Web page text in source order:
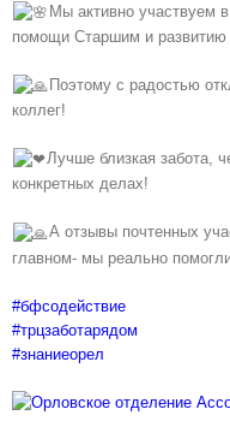
Мы активно участвуем
помощи Старшим и развитию
Поэтому с радостью
коллег!
Лучше близкая забота,
конкретных делах!
А отзывы почтенных
главном- мы реально
#бфсодействие
#трцзаботарядом
#знаниеорел